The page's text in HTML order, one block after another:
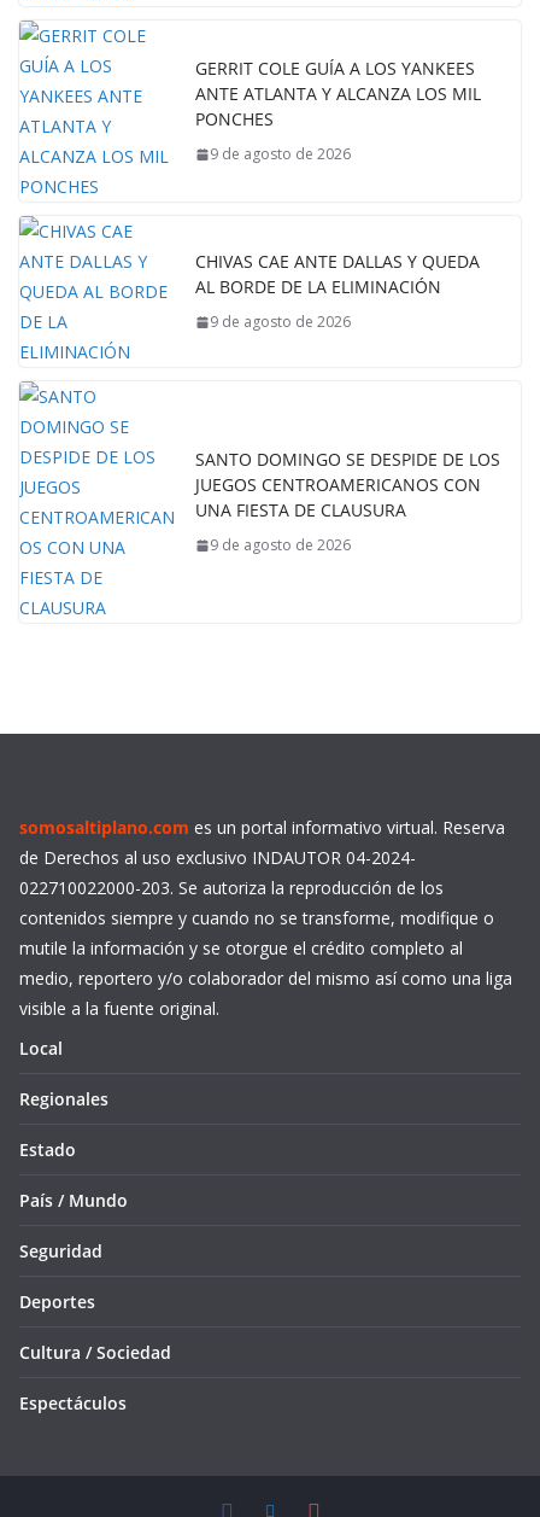
GERRIT COLE GUÍA A LOS YANKEES
ANTE ATLANTA Y ALCANZA LOS MIL
PONCHES
9 de agosto de 2026
CHIVAS CAE ANTE DALLAS Y QUEDA
AL BORDE DE LA ELIMINACIÓN
9 de agosto de 2026
SANTO DOMINGO SE DESPIDE DE LOS
JUEGOS CENTROAMERICANOS CON
UNA FIESTA DE CLAUSURA
9 de agosto de 2026
somosaltiplano.com es un portal informativo virtual. Reserva
de Derechos al uso exclusivo INDAUTOR 04-2024-
022710022000-203. Se autoriza la reproducción de los
contenidos siempre y cuando no se transforme, modifique o
mutile la información y se otorgue el crédito completo al
medio, reportero y/o colaborador del mismo así como una liga
visible a la fuente original.
Local
Regionales
Estado
País / Mundo
Seguridad
Deportes
Cultura / Sociedad
Espectáculos